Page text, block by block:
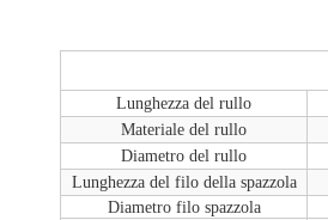
Lunghezza del rullo
Materiale del rullo
Diametro del rullo
Lunghezza del filo della spazzola
Diametro filo spazzola